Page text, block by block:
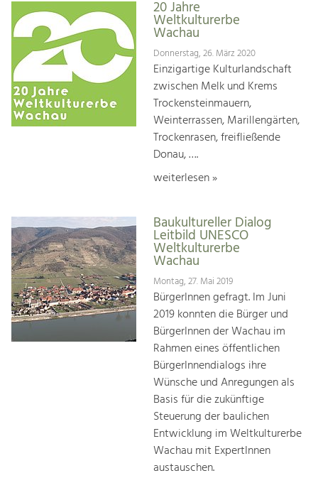
20 Jahre
Weltkulturerbe
Wachau
Donnerstag, 26. März 2020
Einzigartige Kulturlandschaft
zwischen Melk und Krems
Trockensteinmauern,
Weinterrassen, Marillengärten,
Trockenrasen, freifließende
Donau, ….
weiterlesen »
Baukultureller Dialog
Leitbild UNESCO
Weltkulturerbe
Wachau
Montag, 27. Mai 2019
BürgerInnen gefragt. Im Juni
2019 konnten die Bürger und
BürgerInnen der Wachau im
Rahmen eines öffentlichen
BürgerInnendialogs ihre
Wünsche und Anregungen als
Basis für die zukünftige
Steuerung der baulichen
Entwicklung im Weltkulturerbe
Wachau mit ExpertInnen
austauschen.